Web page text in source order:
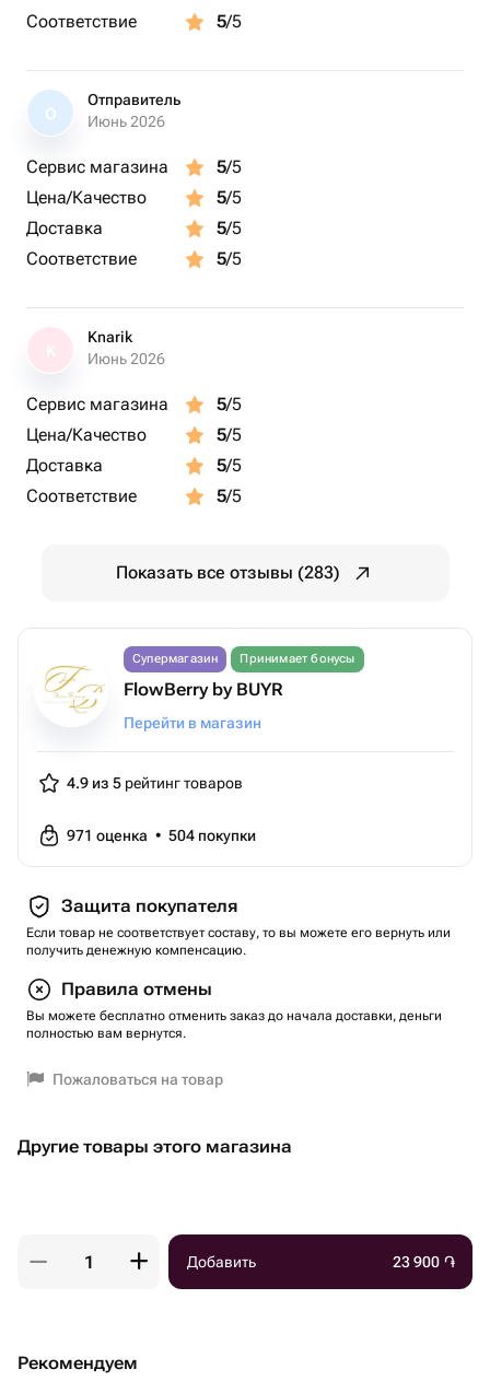
Соответствие
5/5
О
Отправитель
Июнь 2026
Сервис магазина 5/5
Цена/Качество
5/5
Доставка
5/5
Соответствие
5/5
Knarik
Июнь 2026
Сервис магазина 5/5
Цена/Качество
5/5
Доставка
5/5
Соответствие
5/5
Показать все отзывы (283)
Супермагазин Принимает бонусы
FlowBerry by BUYR
Перейти в магазин
4.9 из 5 рейтинг товаров
971 оценка • 504 покупки
Защита покупателя
Если товар не соответствует составу, то вы можете его вернуть или
получить денежную компенсацию.
Правила отмены
Вы можете бесплатно отменить заказ до начала доставки, деньги
полностью вам вернутся.
Пожаловаться на товар
Другие товары этого магазина
Добавить 23 900 ֏
Рекомендуем